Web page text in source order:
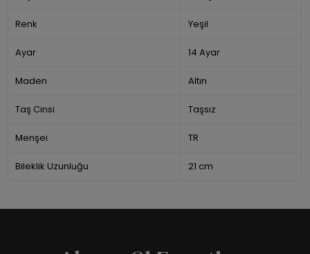
Renk Yeşil
Ayar 14 Ayar
Maden Altın
Taş Cinsi Taşsız
Menşei TR
Bileklik Uzunluğu 21 cm